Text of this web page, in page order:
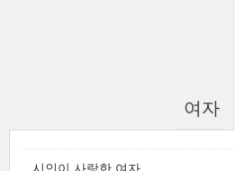
여자
시인이 사랑한 여자